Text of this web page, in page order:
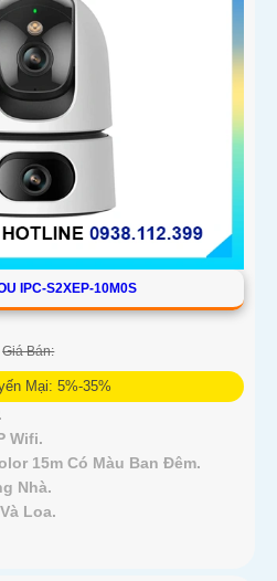
IPC-S2XEP-10M0S
Giá Bán:
Mại: 5%-35%
Wifi.
15m Có Màu Ban Ðêm.
Nhà.
Loa.